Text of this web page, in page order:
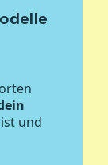
ist und